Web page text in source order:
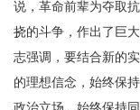
说，革命前辈为夺取
挠的斗争，作出了巨
志强调，要结合新的
的理想信念，始终保